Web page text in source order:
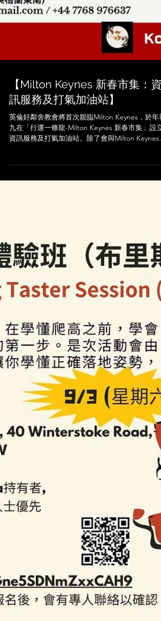
【Milton Keynes 新春市集：資
訊服務及打氣加油站】
英倫好鄰舍教會將首次親臨Milton Keynes，於年初
資訊服務及打氣加油站。除了會與Milton Keynes街